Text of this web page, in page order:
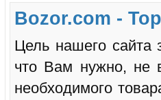
Bozor.com -
Цель нашего сайта
что Вам нужно, не
необходимого